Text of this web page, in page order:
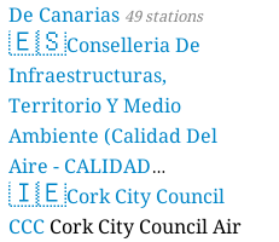
De Canarias 49 stations
🇪🇸Conselleria De
Infraestructuras,
Territorio Y Medio
Ambiente (Calidad Del
Aire - CALIDAD
AMBIENTAL) 23 stations
🇮🇪Cork City Council
CCC Cork City Council Air